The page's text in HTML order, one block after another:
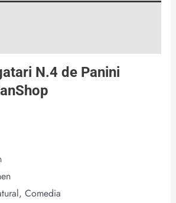
N.4 de Panini
Comedia